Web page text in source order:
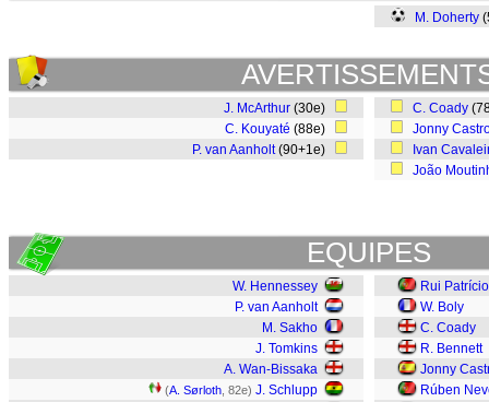
M. Doherty
J. McArthur (30e)
C. Kouyaté (88e)
P. van Aanholt(90+1e)
C. Coady
Jonny
Ivan
João
EQUIPES
W. Hennessey
P. van Aanholt
M. Sakho
J. Tomkins
A. Wan-Bissaka
(A. Sørloth , 82e) J. Schlupp
Rui Patrício
W. Boly
C. Coady
R. Bennett
Jonny
Rúben